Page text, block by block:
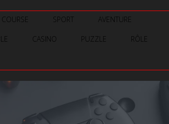
COURSE SPORT AVENTURE
CASINO PUZZLE RÔLE